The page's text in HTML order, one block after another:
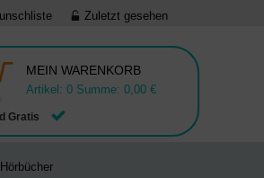
Zuletzt gesehen
Gratis
MEIN WARENKORB
Artikel: 0 Summe: 0,00 €
Hörbücher